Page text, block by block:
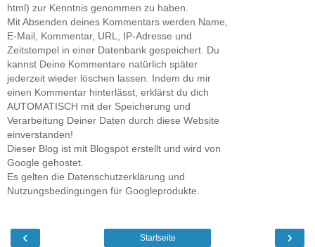
html) zur Kenntnis genommen zu haben.
Mit Absenden deines Kommentars werden Name,
E-Mail, Kommentar, URL, IP-Adresse und
Zeitstempel in einer Datenbank gespeichert. Du
kannst Deine Kommentare natürlich später
jederzeit wieder löschen lassen. Indem du mir
einen Kommentar hinterlässt, erklärst du dich
AUTOMATISCH mit der Speicherung und
Verarbeitung Deiner Daten durch diese Website
einverstanden!
Dieser Blog ist mit Blogspot erstellt und wird von
Google gehostet.
Es gelten die Datenschutzerklärung und
Nutzungsbedingungen für Googleprodukte.
‹ ›
Startseite